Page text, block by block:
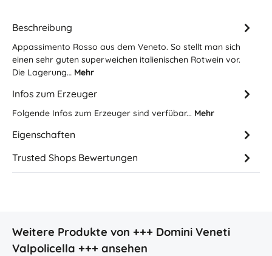
Beschreibung
Appassimento Rosso aus dem Veneto. So stellt man sich
einen sehr guten superweichen italienischen Rotwein vor.
Die Lagerung… Mehr
Infos zum Erzeuger
Folgende Infos zum Erzeuger sind verfübar... Mehr
Eigenschaften
Trusted Shops Bewertungen
Produktgalerie überspringen
Weitere Produkte von +++ Domini Veneti
Valpolicella +++ ansehen